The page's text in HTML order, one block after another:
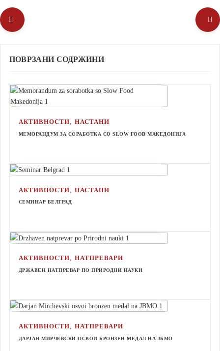
ПОВРЗАНИ СОДРЖИНИ
АКТИВНОСТИ НАСТАНИ
МЕМОРАНДУМ ЗА СОРАБОТКА СО SLOW FOOD МАКЕДОНИЈА
АКТИВНОСТИ НАСТАНИ
СЕМИНАР БЕЛГРАД
АКТИВНОСТИ, НАТПРЕВАРИ
ДРЖАВЕН НАТПРЕВАР ПО ПРИРОДНИ НАУКИ
АКТИВНОСТИ, НАТПРЕВАРИ
ДАРЈАН МИРЧЕВСКИ ОСВОИ БРОНЗЕН МЕДАЛ НА ЈБМО